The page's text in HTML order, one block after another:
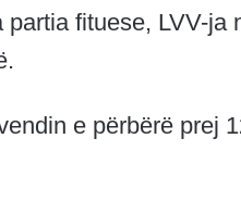
fituese, LVV-ja
e përbërë prej